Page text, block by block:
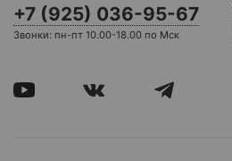
+7 (925) 036-95-67
Звонки: пн-пт 10.00-18.00 по Мск